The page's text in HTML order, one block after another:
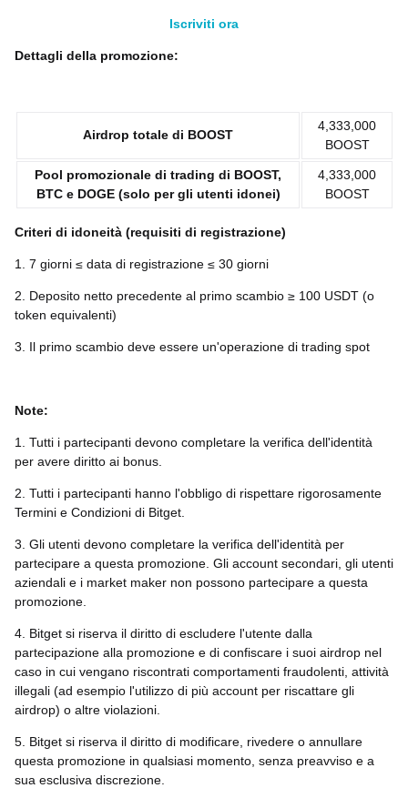
Iscriviti ora
Dettagli della promozione:
Airdrop totale di BOOST
4,333,000
BOOST
Pool promozionale di trading di BOOST,
BTC e DOGE (solo per gli utenti idonei)
4,333,000
BOOST
Criteri di idoneità (requisiti di registrazione)
1. 7 giorni ≤ data di registrazione ≤ 30 giorni
2. Deposito netto precedente al primo scambio ≥ 100 USDT (o
token equivalenti)
3. Il primo scambio deve essere un'operazione di trading spot
Note:
1. Tutti i partecipanti devono completare la verifica dell'identità
per avere diritto ai bonus.
2. Tutti i partecipanti hanno l'obbligo di rispettare rigorosamente
Termini e Condizioni di Bitget.
3. Gli utenti devono completare la verifica dell'identità per
partecipare a questa promozione. Gli account secondari, gli utenti
aziendali e i market maker non possono partecipare a questa
promozione.
4. Bitget si riserva il diritto di escludere l'utente dalla
partecipazione alla promozione e di confiscare i suoi airdrop nel
caso in cui vengano riscontrati comportamenti fraudolenti, attività
illegali (ad esempio l'utilizzo di più account per riscattare gli
airdrop) o altre violazioni.
5. Bitget si riserva il diritto di modificare, rivedere o annullare
questa promozione in qualsiasi momento, senza preavviso e a
sua esclusiva discrezione.